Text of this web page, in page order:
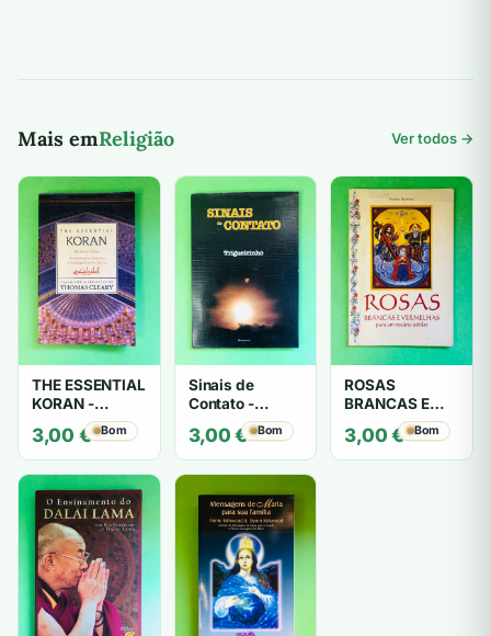
Mais emReligião Ver todos →
THE ESSENTIAL
KORAN -
THOMAS
CLEARY
3,00 € Bom
Sinais de
Contato -
Trigueirinho
3,00€ Bom
ROSAS
BRANCAS E
VERMELHAS -
António
Barahona
3,00€ Bom